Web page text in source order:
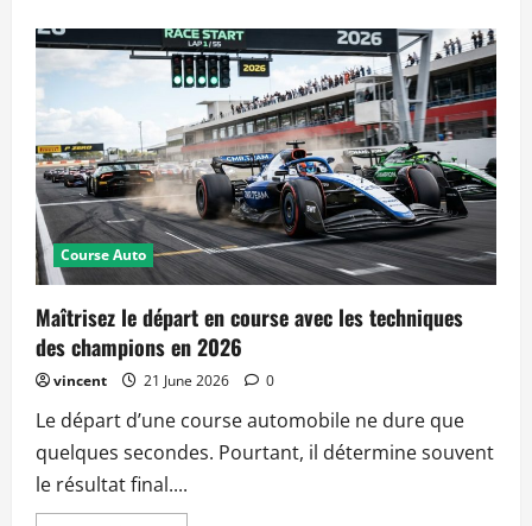
les
courses
de
GT
dominent-
elles
le
calendrier
automobile
en
2026
?
Course Auto
Maîtrisez le départ en course avec les techniques
des champions en 2026
vincent 21 June 2026 0
Le départ d’une course automobile ne dure que
quelques secondes. Pourtant, il détermine souvent
le résultat final....